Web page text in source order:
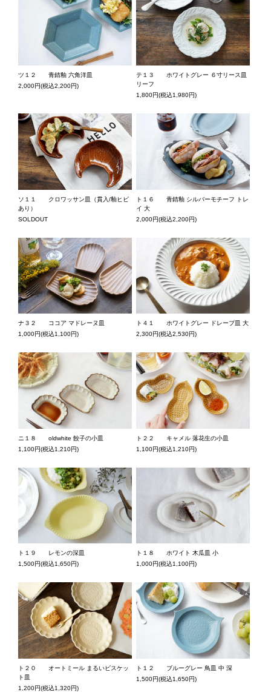
ツ１２ 青錆釉 六角洋皿
2,000円(税込2,200円)
テ１３ ホワイトグレー ６寸リース皿
リーフ
1,800円(税込1,980円)
ソ１１ クロワッサン皿（貫入/釉ヒビ
あり）
SOLDOUT
ト１６ 青錆釉 シルバーモチーフ トレ
イ 大
2,000円(税込2,200円)
ナ３２ ココア マドレーヌ皿
1,000円(税込1,100円)
ト４１ ホワイトグレー ドレープ皿 大
2,300円(税込2,530円)
ニ１８ oldwhite 餃子の小皿
1,100円(税込1,210円)
ト２２ キャメル 落花生の小皿
1,100円(税込1,210円)
ト１９ レモンの深皿
1,500円(税込1,650円)
ト１８ ホワイト 木瓜皿 小
1,000円(税込1,100円)
ト２０ オートミール まるいビスケッ
ト皿
1,200円(税込1,320円)
ト１２ ブルーグレー 鳥皿 中 深
1,500円(税込1,650円)